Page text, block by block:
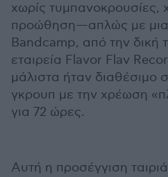
χωρίς τυμπανοκρουσίες,
προώθηση—απλώς με
Bandcamp, από την δική
εταιρεία Flavor Flav
μάλιστα ήταν διαθέσιμο
γκρουπ με την χρέωση
για 72 ώρες.
Αυτή η προσέγγιση